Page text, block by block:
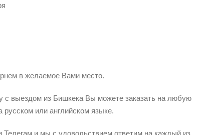
в желаемое Вами место.
с выездом из Бишкека Вы можете заказать на любую
или английском языке.
и мы с удовольствием ответим на каждый из